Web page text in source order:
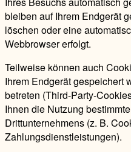
bleiben auf Ihrem Endgerät
löschen oder eine
Webbrowser erfolgt.
Teilweise können auch
Ihrem Endgerät gespeichert
betreten (Third-Party-
Ihnen die Nutzung
Drittunternehmens (z. B.
Zahlungsdienstleistungen).